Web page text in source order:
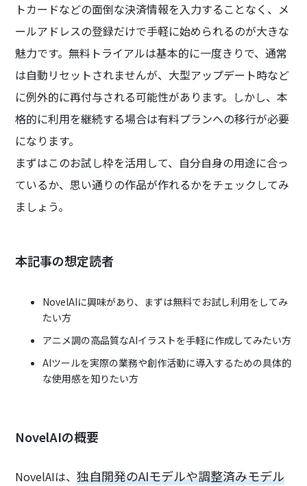
トカードなどの面倒な決済情報を入力することなく、メ
ールアドレスの登録だけで手軽に始められるのが大きな
魅力です。無料トライアルは基本的に一度きりで、通常
は自動リセットされませんが、大型アップデート時など
に例外的に再付与される可能性があります。しかし、本
格的に利用を継続する場合は有料プランへの移行が必要
になります。
まずはこのお試し枠を活用して、自分自身の用途に合っ
ているか、思い通りの作品が作れるかをチェックしてみ
ましょう。
本記事の想定読者
NovelAIに興味があり、まずは無料でお試し利用をしてみ
たい方
アニメ調の高品質なAIイラストを手軽に作成してみたい方
AIツールを実際の業務や創作活動に導入するための具体的
な使用感を知りたい方
NovelAIの概要
NovelAIは、独自開発のAIモデルや調整済みモデル